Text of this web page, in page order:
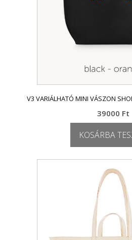
V3 VARIÁLHATÓ MINI VÁSZON
39000 Ft
KOSÁRBA